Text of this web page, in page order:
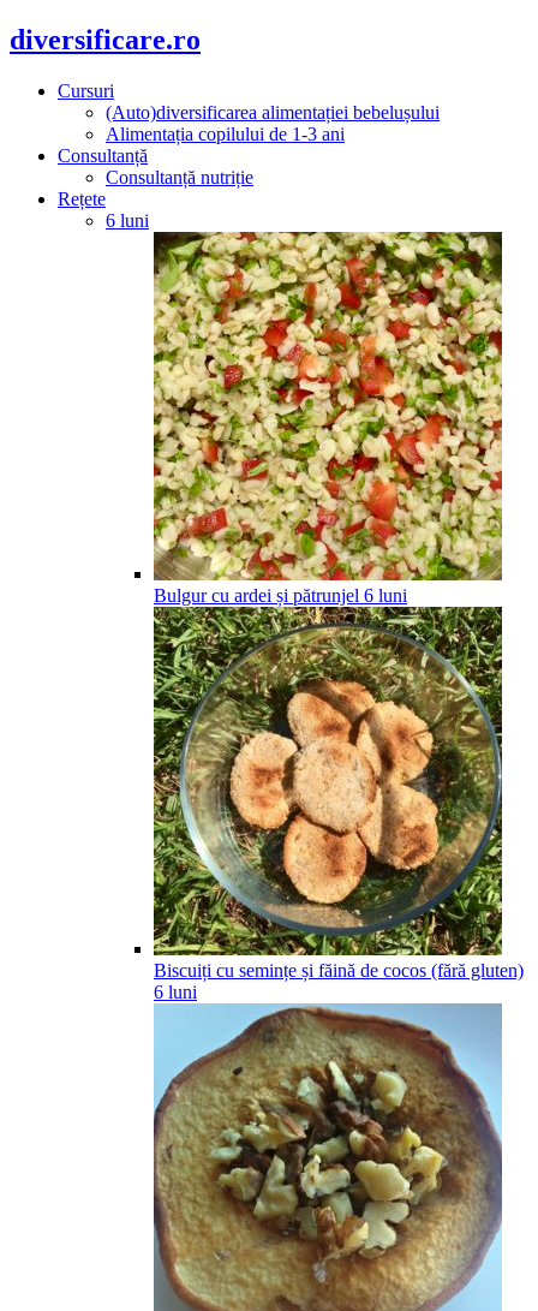
diversificare.ro
Cursuri
(Auto)diversificarea alimentației bebelușului
Alimentația copilului de 1-3 ani
Consultanță
Consultanță nutriție
Rețete
6 luni
Bulgur cu ardei și pătrunjel 6 luni
Biscuiți cu semințe și făină de cocos (fără gluten)
6 luni